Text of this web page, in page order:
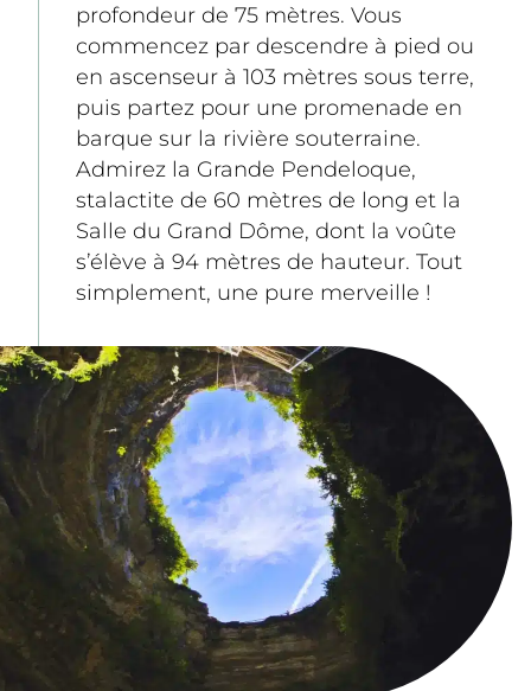
profondeur de 75 mètres. Vous
commencez par descendre à pied ou
en ascenseur à 103 mètres sous terre,
puis partez pour une promenade en
barque sur la rivière souterraine.
Admirez la Grande Pendeloque,
stalactite de 60 mètres de long et la
Salle du Grand Dôme, dont la voûte
s’élève à 94 mètres de hauteur. Tout
simplement, une pure merveille !